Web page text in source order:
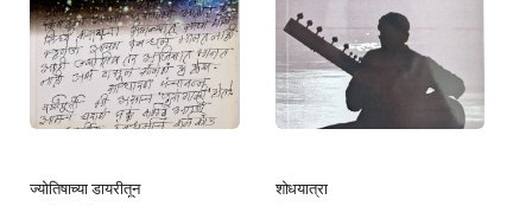
ज्योतिषाच्या डायरीतून शोधयात्रा